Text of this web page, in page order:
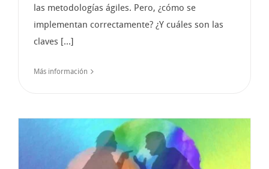
las metodologías ágiles. Pero, ¿cómo se
implementan correctamente? ¿Y cuáles son las
claves [...]
Más información